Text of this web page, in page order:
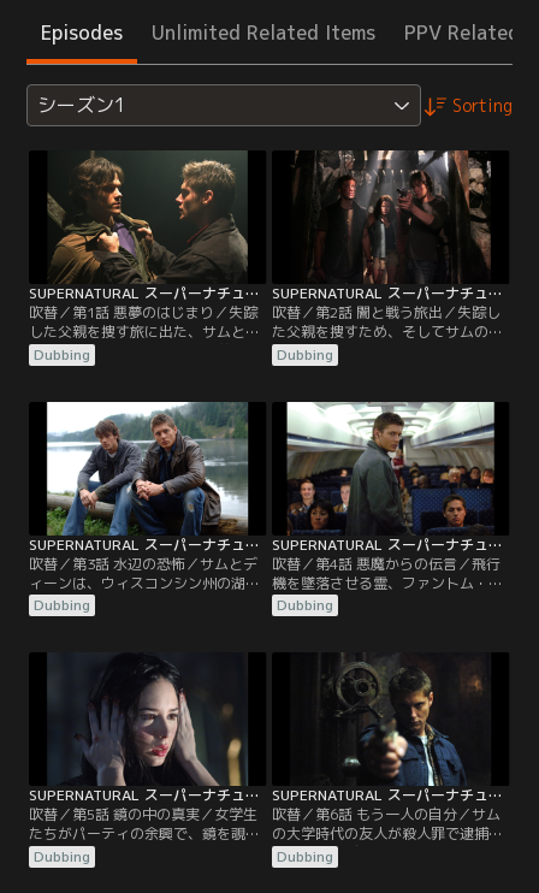
Episodes Unlimited Related Items PPV Related
シーズン1 Sorting
SUPERNATURAL スーパーナチュラル シーズン1 第01話／吹替
吹替／第1話 悪夢のはじまり／失踪
した父親を捜す旅に出た、サムとデ
ィーンのウィンチェスター兄弟。父
親の残したメッセージに導かれる二
っているカリフォルニアの町へと向
かい、そこで白い服を着た女性の伝
説と対峙する。かくしてサムとディ
ーンの本当の旅が始まった。
Dubbing
SUPERNATURAL スーパーナチュラル シーズン1 第02話／吹替
吹替／第2話 闇と戦う旅出／失踪し
た父親を捜すため、そしてサムの恋
人ジェシカの命を奪った、未知なる
邪悪の力を解明するため、決意を新
事件を捜査するため、コロラド州の
森にやってきた二人は、ネイティ
ブ・アメリカンの伝説に登場する怪
物ウェンディゴと遭遇する。
Dubbing
SUPERNATURAL スーパーナチュラル シーズン1 第03話／吹替
吹替／第3話 水辺の恐怖／サムとデ
ィーンは、ウィスコンシン州の湖で
起こっている、不可解な連続溺死事
件の捜査を開始する。やがて二人
事件の原因であることを突き止め
る。一方、過去のトラウマから心を
閉ざしてしまった少年が、次の被害
者を予知できることがわかるが…。
Dubbing
SUPERNATURAL スーパーナチュラル シーズン1 第04話／吹替
吹替／第4話 悪魔からの伝言／飛行
機を墜落させる霊、ファントム・ト
ラベラーに取り憑かれた男によって
旅客機が墜落する事件が発生する。
に、ファントム・トラベラーを清め
ようとする二人。しかし、この除霊
を行うためには、他の便の機上で行
うしかないことが明らかになる。
Dubbing
SUPERNATURAL スーパーナチュラル シーズン1 第05話／吹替
吹替／第5話 鏡の中の真実／女学生
たちがパーティの余興で、鏡を覗き
込み「血まみれ・メアリー、血まみ
れ・メアリー、血まみれ・メアリ
Dubbing
SUPERNATURAL スーパーナチュラル シーズン1 第06話／吹替
吹替／第6話 もう一人の自分／サム
の大学時代の友人が殺人罪で逮捕さ
れ、サムとディーンが捜査に乗り出
す。やがて今回の事件が、あらゆる
Dubbing